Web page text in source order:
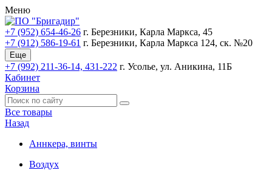
Меню
+7 (952) 654-46-26 г. Березники, Карла Маркса, 45
+7 (912) 586-19-61 г. Березники, Карла Маркса 124, ск. №20
Еще
+7 (992) 211-36-14, 431-222 г. Усолье, ул. Аникина, 11Б
Кабинет
Корзина
Все товары
Назад
Аннкера, винты
Воздух